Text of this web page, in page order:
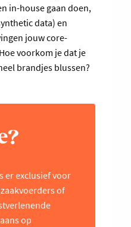
in-house gaan doen,
data) en
jouw core-
voorkom je dat je
brandjes blussen?
er exclusief voor
of
op